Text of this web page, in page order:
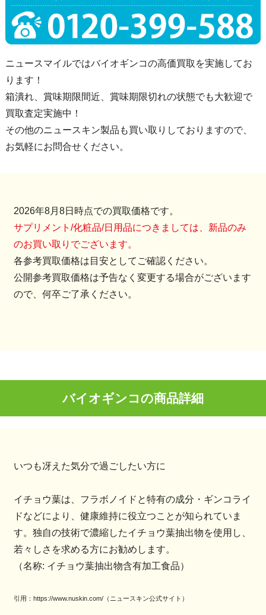
ニュースマイルではバイオギンコの高価買取を実施してお
ります！
箱潰れ、賞味期限間近、賞味期限切れの状態でも大歓迎で
買取査定実施中！
その他のニュースキン製品も買い取りしておりますので、
お気軽にお問合せください。
2026年8月8日時点での買取価格です。
サプリメント/化粧品/日用品につきましては、新品のみ
のお買い取りでございます。
各参考買取価格は目安としてご確認ください。
公開参考買取価格は予告なく変更する場合がございます
ので、何卒ご了承ください。
バイオギンコの商品詳細
いつも冴えた気分で過ごしたい方に
イチョウ葉は、フラボノイドと特有の成分・ギンコライ
ドなどにより、健康維持に役立つことが知られていま
す。独自の技術で濃縮したイチョウ葉抽出物を使用し、
若々しさを求める方にお勧めします。
（名称: イチョウ葉抽出物含有加工食品）
引用：https://www.nuskin.com/（ニュースキン公式サイト）